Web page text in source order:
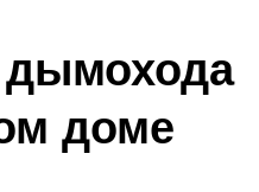
дымохода
доме